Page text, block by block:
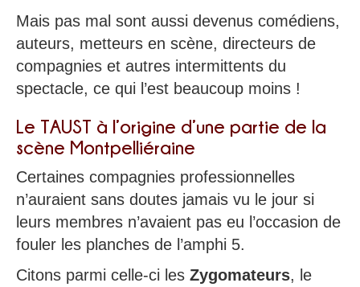
Mais pas mal sont aussi devenus comédiens,
auteurs, metteurs en scène, directeurs de
compagnies et autres intermittents du
spectacle, ce qui l’est beaucoup moins !
Le TAUST à l’origine d’une partie de la
scène Montpelliéraine
Certaines compagnies professionnelles
n’auraient sans doutes jamais vu le jour si
leurs membres n’avaient pas eu l’occasion de
fouler les planches de l’amphi 5.
Citons parmi celle-ci les Zygomateurs, le